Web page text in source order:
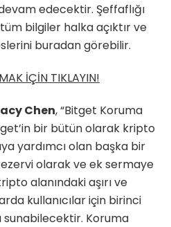
edecektir. Şeffaflığı
bilgiler halka açıktır ve
buradan görebilir.
İÇİN TIKLAYIN!
Chen, “Bitget Koruma
bir bütün olarak kripto
yardımcı olan başka bir
olarak ve ek sermaye
alanındaki aşırı ve
kullanıcılar için birinci
sunabilecektir. Koruma